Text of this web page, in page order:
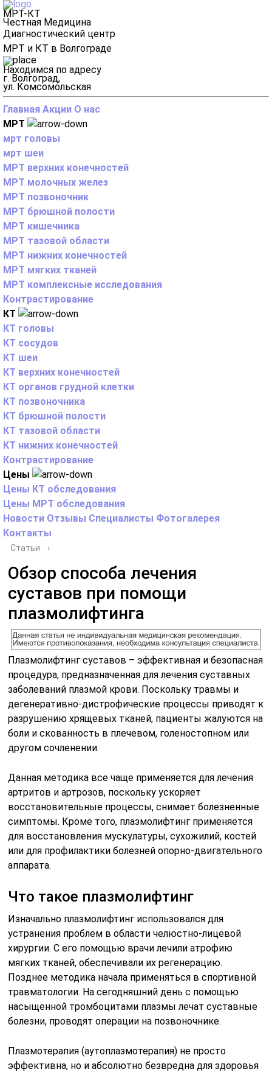
МРТ-КТ
Честная Медицина
Диагностический центр
МРТ и КТ в Волгограде
Находимся по адресу
г. Волгоград,
ул. Комсомольская
Главная Акции О нас
МРТ
мрт головы
мрт шеи
МРТ верхних конечностей
МРТ молочных желез
МРТ позвоночник
МРТ брюшной полости
МРТ кишечника
МРТ тазовой области
МРТ нижних конечностей
МРТ мягких тканей
МРТ комплексные исследования
Контрастирование
КТ
КТ головы
КТ сосудов
КТ шеи
КТ верхних конечностей
КТ органов грудной клетки
КТ позвоночника
КТ брюшной полости
КТ тазовой области
КТ нижних конечностей
Контрастирование
Цены
Цены КТ обследования
Цены МРТ обследования
Новости Отзывы Специалисты Фотогалерея
Контакты
Статьи ›
Обзор способа лечения
суставов при помощи
плазмолифтинга
Плазмолифтинг суставов – эффективная и безопасная
процедура, предназначенная для лечения суставных
заболеваний плазмой крови. Поскольку травмы и
дегенеративно-дистрофические процессы приводят к
разрушению хрящевых тканей, пациенты жалуются на
боли и скованность в плечевом, голеностопном или
другом сочленении.
Данная методика все чаще применяется для лечения
артритов и артрозов, поскольку ускоряет
восстановительные процессы, снимает болезненные
симптомы. Кроме того, плазмолифтинг применяется
для восстановления мускулатуры, сухожилий, костей
или для профилактики болезней опорно-двигательного
аппарата.
Что такое плазмолифтинг
Изначально плазмолифтинг использовался для
устранения проблем в области челюстно-лицевой
хирургии. С его помощью врачи лечили атрофию
мягких тканей, обеспечивали их регенерацию.
Позднее методика начала применяться в спортивной
травматологии. На сегодняшний день с помощью
насыщенной тромбоцитами плазмы лечат суставные
болезни, проводят операции на позвоночнике.
Плазмотерапия (аутоплазмотерапия) не просто
эффективна, но и абсолютно безвредна для здоровья